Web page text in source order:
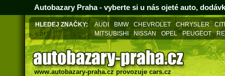
Autobazary Praha - vyberte si u nás ojeté auto,
HLEDEJ ZNAČKY: AUDI BMW CHEVROLET CHRYSLER
MITSUBISHI
NISSAN OPEL PEUGEOT
www.autobazary-praha.czprovozuje cars.cz